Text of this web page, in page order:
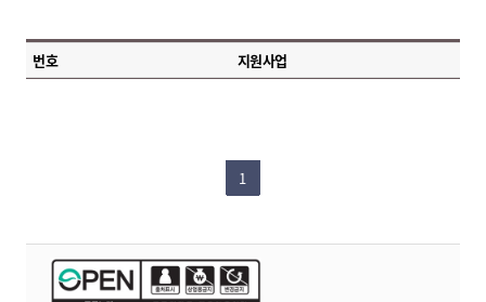
번호 지원사업
1